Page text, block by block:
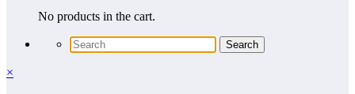
No products in the cart.
×